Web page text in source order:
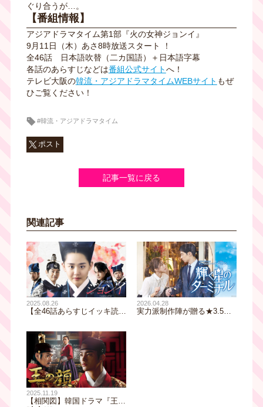
ぐり合うが…。
【番組情報】
アジアドラマタイム第1部『火の女神ジョンイ』
9月11日（木）あさ8時放送スタート ！
全46話
日本語吹替（二カ国語）＋日本語字幕
各話のあらすじなどは番組公式サイトへ！
テレビ大阪の韓流・アジアドラマタイムWEBサイト もぜ
ひご覧ください！
#韓流・アジアドラマタイム
ポスト
記事一覧に戻る
関連記事
2025.08.26
【全46話あらすじイッキ読
月11日（木）朝8時放送スタ
ート
2026.04.28
実力派制作陣が贈る★3.5の
2025.11.19
【相関図】韓国ドラマ『王の